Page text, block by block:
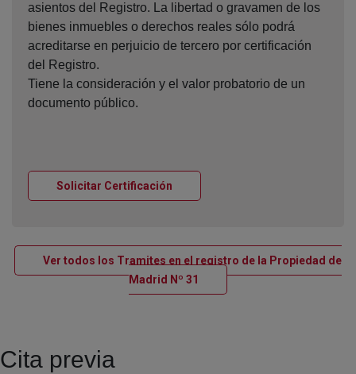
asientos del Registro. La libertad o gravamen de los
bienes inmuebles o derechos reales sólo podrá
acreditarse en perjuicio de tercero por certificación
del Registro.
Tiene la consideración y el valor probatorio de un
documento público.
Solicitar Certificación
Ver todos los Tramites en el registro de la Propiedad de
Madrid Nº 31
Ventana nueva
Cita previa